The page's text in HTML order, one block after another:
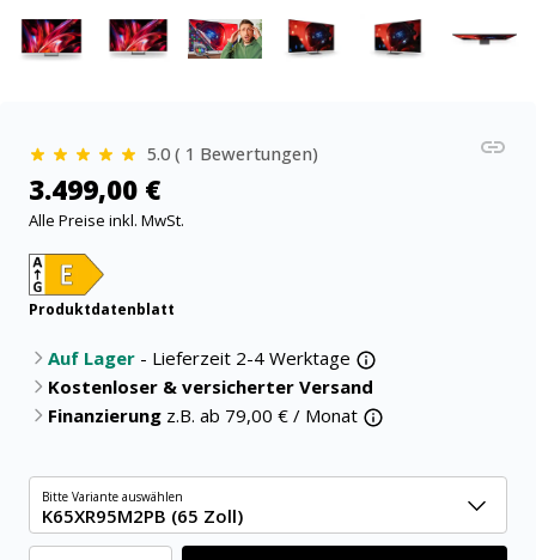
5.0 ( 1 Bewertungen)
3.499,00 €
Alle Preise inkl. MwSt.
Produktdatenblatt
Auf Lager - Lieferzeit 2-4 Werktage
Kostenloser & versicherter Versand
Finanzierung z.B. ab 79,00 € / Monat
Bitte Variante auswählen
K65XR95M2PB (65 Zoll)